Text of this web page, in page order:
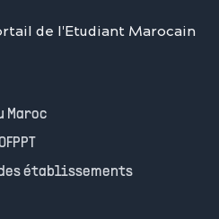
de l'Etudiant Marocain
Maroc
établissements